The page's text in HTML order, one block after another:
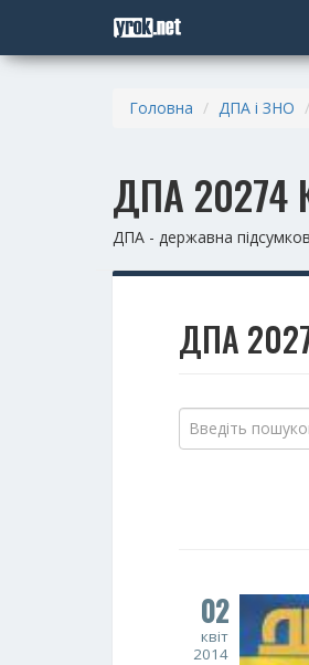
Головна ДПА і ЗНО
ДПА 20274
ДПА - державна
ДПА
02
квіт
2014